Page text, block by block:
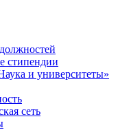
стипендии
и университеты»
сеть